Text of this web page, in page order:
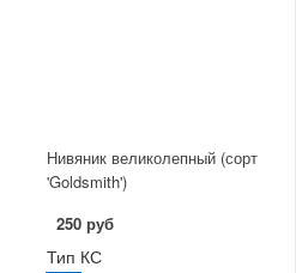
Нивяник великолепный (сорт
'Goldsmith')
250 руб
Тип КС